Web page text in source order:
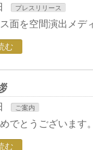
プレスリリース
面を空間演出メ
む
ご案内
でとうございま
む